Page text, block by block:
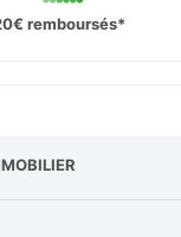
remboursés*